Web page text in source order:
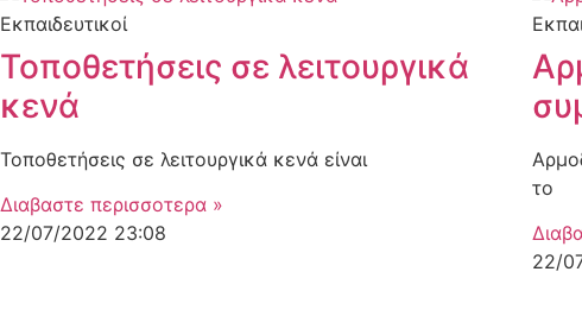
Εκπαιδευτικοί
Τοποθετήσεις σε λειτουργικά
κενά
Τοποθετήσεις σε λειτουργικά κενά είναι
Διαβαστε περισσοτερα »
22/07/2022 23:08
το
22/